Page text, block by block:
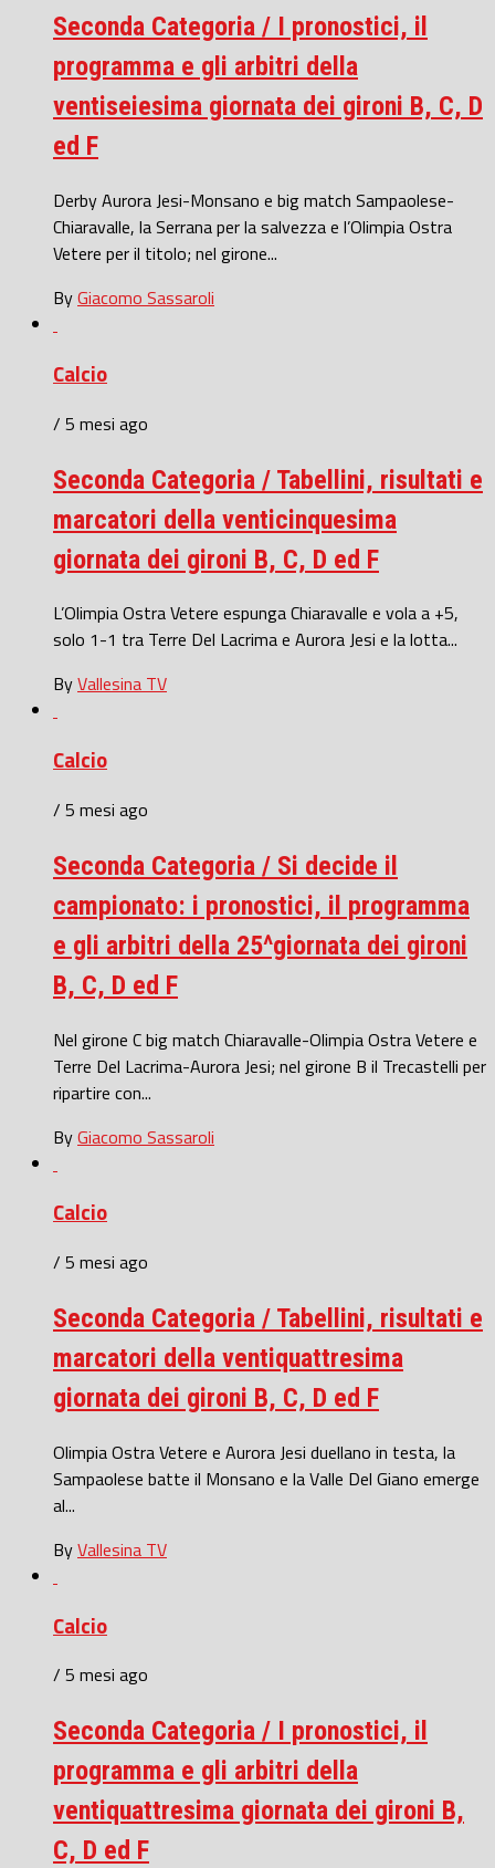
Seconda Categoria / I pronostici, il
programma e gli arbitri della
ventiseiesima giornata dei gironi B, C, D
ed F
Derby Aurora Jesi-Monsano e big match Sampaolese-
Chiaravalle, la Serrana per la salvezza e l’Olimpia Ostra
Vetere per il titolo; nel girone...
ByGiacomo Sassaroli
Calcio
/ 5 mesi ago
Seconda Categoria / Tabellini, risultati e
marcatori della venticinquesima
giornata dei gironi B, C, D ed F
L’Olimpia Ostra Vetere espunga Chiaravalle e vola a +5,
solo 1-1 tra Terre Del Lacrima e Aurora Jesi e la lotta...
ByVallesina TV
Calcio
/ 5 mesi ago
Seconda Categoria / Si decide il
campionato: i pronostici, il programma
e gli arbitri della 25^giornata dei gironi
B, C, D ed F
Nel girone C big match Chiaravalle-Olimpia Ostra Vetere e
Terre Del Lacrima-Aurora Jesi; nel girone B il Trecastelli per
ripartire con...
ByGiacomo Sassaroli
Calcio
/ 5 mesi ago
Seconda Categoria / Tabellini, risultati e
marcatori della ventiquattresima
giornata dei gironi B, C, D ed F
Olimpia Ostra Vetere e Aurora Jesi duellano in testa, la
Sampaolese batte il Monsano e la Valle Del Giano emerge
al...
ByVallesina TV
Calcio
/ 5 mesi ago
Seconda Categoria / I pronostici, il
programma e gli arbitri della
ventiquattresima giornata dei gironi B,
C, D ed F